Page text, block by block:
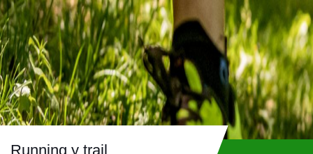
Skip
to
content
Running y trail